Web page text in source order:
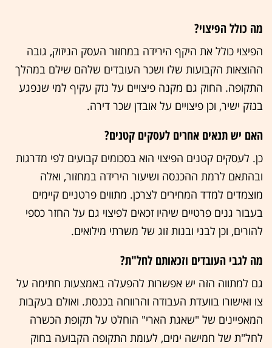
מה כולל הפיצוי?
הפיצוי כולל את היקף הירידה במחזור העסק הניזוק, גובה
ההוצאות הקבועות שלו ושכר העובדים שלהם שילם במהלך
התקופה. החוק גם מקנה פיצויים על נזק עקיף למי שנפגע
בנזק ישיר, וכן פיצויים על אובדן שכר דירה.
האם יש תנאים אחרים לעסקים קטנים?
כן. לעסקים קטנים הפיצוי הוא בסכומים קבועים לפי מדרגות
ובהתאם לרמת ההכנסה ושיעור הירידה במחזור, ואלה
מוצמדים למדד המחירים לצרכן. מתווים פרטניים קיימים
בעבור גנים פרטיים שיהיו זכאים לפיצוי גם על החזר כספי
להורים, וכן לבני ובנות זוג של משרתי מילואים.
מה לגבי העובדים וזכאותם לחל"ת?
גם למתווה הזה יש אפשרות להפעלה באמצעות חתימה על
צו ואישורו בוועדת העבודה והרווחה בכנסת. ואולם בעקבות
המאפיינים של "שאגת הארי" הוחלט על תקופת הכשרה
לחל"ת של חמישה ימים, לעומת התקופה הקבועה בחוק